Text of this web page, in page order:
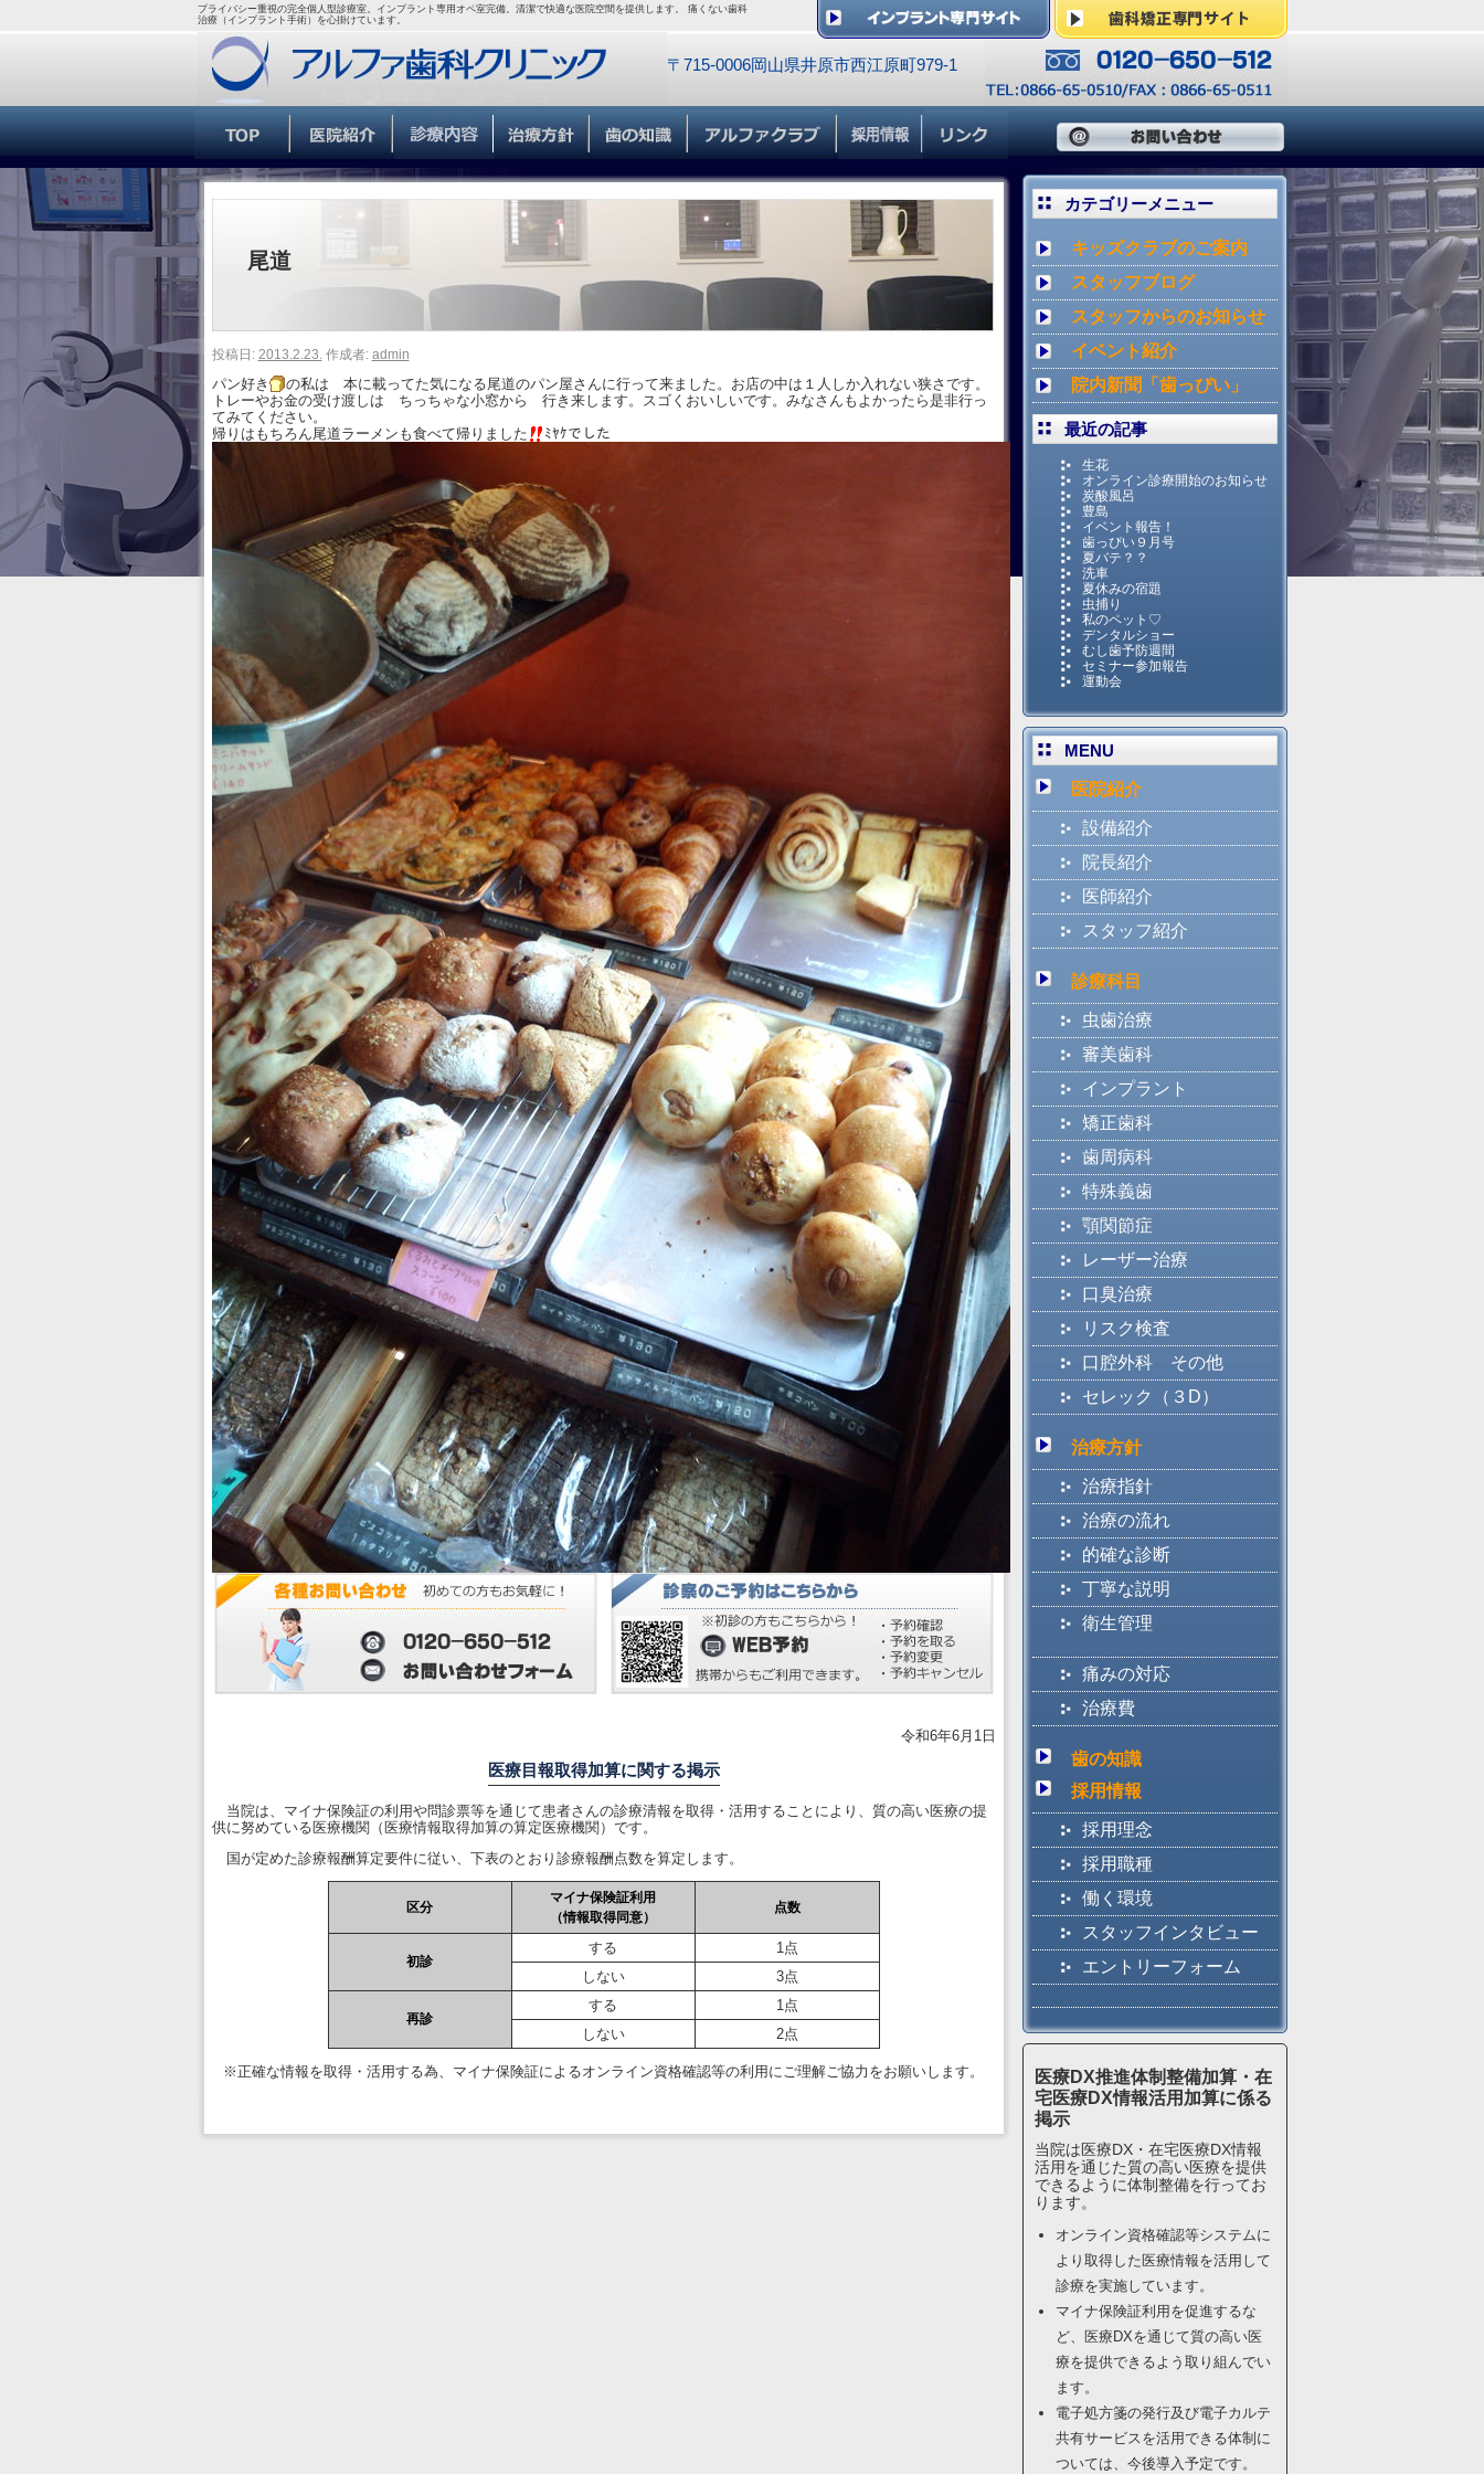
プライバシー重視の完全個人型診療室。インプラント専用オペ室完備。清潔で快適な医院空間を提供します。 痛くない歯科
治療（インプラント手術）を心掛けています。
〒715-0006岡山県井原市西江原町979-1
尾道
投稿日: 2013.2.23. 作成者: admin
パン好き
の私は 本に載ってた気になる尾道のパン屋さんに行って来ました。お店の中は１人しか入れない狭さです。
トレーやお金の受け渡しは ちっちゃな小窓から 行き来します。スゴくおいしいです。みなさんもよかったら是非行っ
てみてください。
帰りはもちろん尾道ラーメンも食べて帰りました
ﾐﾔｹでした
令和6年6月1日
医療目報取得加算に関する掲示
当院は、マイナ保険証の利用や問診票等を通じて患者さんの診療清報を取得・活用することにより、質の高い医療の提
供に努めている医療機関（医療情報取得加算の算定医療機関）です。
国が定めた診療報酬算定要件に従い、下表のとおり診療報酬点数を算定します。
区分
マイナ保険証利用
（情報取得同意）
点数
初診
する
1点
しない
3点
再診
する
1点
しない
2点
※正確な情報を取得・活用する為、マイナ保険証によるオンライン資格確認等の利用にご理解ご協力をお願いします。
カテゴリーメニュー
キッズクラブのご案内
スタッフブログ
スタッフからのお知らせ
イベント紹介
院内新聞「歯っぴい」
最近の記事
生花
オンライン診療開始のお知らせ
炭酸風呂
豊島
イベント報告！
歯っぴい９月号
夏バテ？？
洗車
夏休みの宿題
虫捕り
私のペット♡
デンタルショー
むし歯予防週間
セミナー参加報告
運動会
MENU
医院紹介
設備紹介
院長紹介
医師紹介
スタッフ紹介
診療科目
虫歯治療
審美歯科
インプラント
矯正歯科
歯周病科
特殊義歯
顎関節症
レーザー治療
口臭治療
リスク検査
口腔外科 その他
セレック（３D）
治療方針
治療指針
治療の流れ
的確な診断
丁寧な説明
衛生管理
痛みの対応
治療費
歯の知識
採用情報
採用理念
採用職種
働く環境
スタッフインタビュー
エントリーフォーム
医療DX推進体制整備加算・在
宅医療DX情報活用加算に係る
掲示
当院は医療DX・在宅医療DX情報
活用を通じた質の高い医療を提供
できるように体制整備を行ってお
ります。
オンライン資格確認等システムに
より取得した医療情報を活用して
診療を実施しています。
マイナ保険証利用を促進するな
ど、医療DXを通じて質の高い医
療を提供できるよう取り組んでい
ます。
電子処方箋の発行及び電子カルテ
共有サービスを活用できる体制に
ついては、今後導入予定です。